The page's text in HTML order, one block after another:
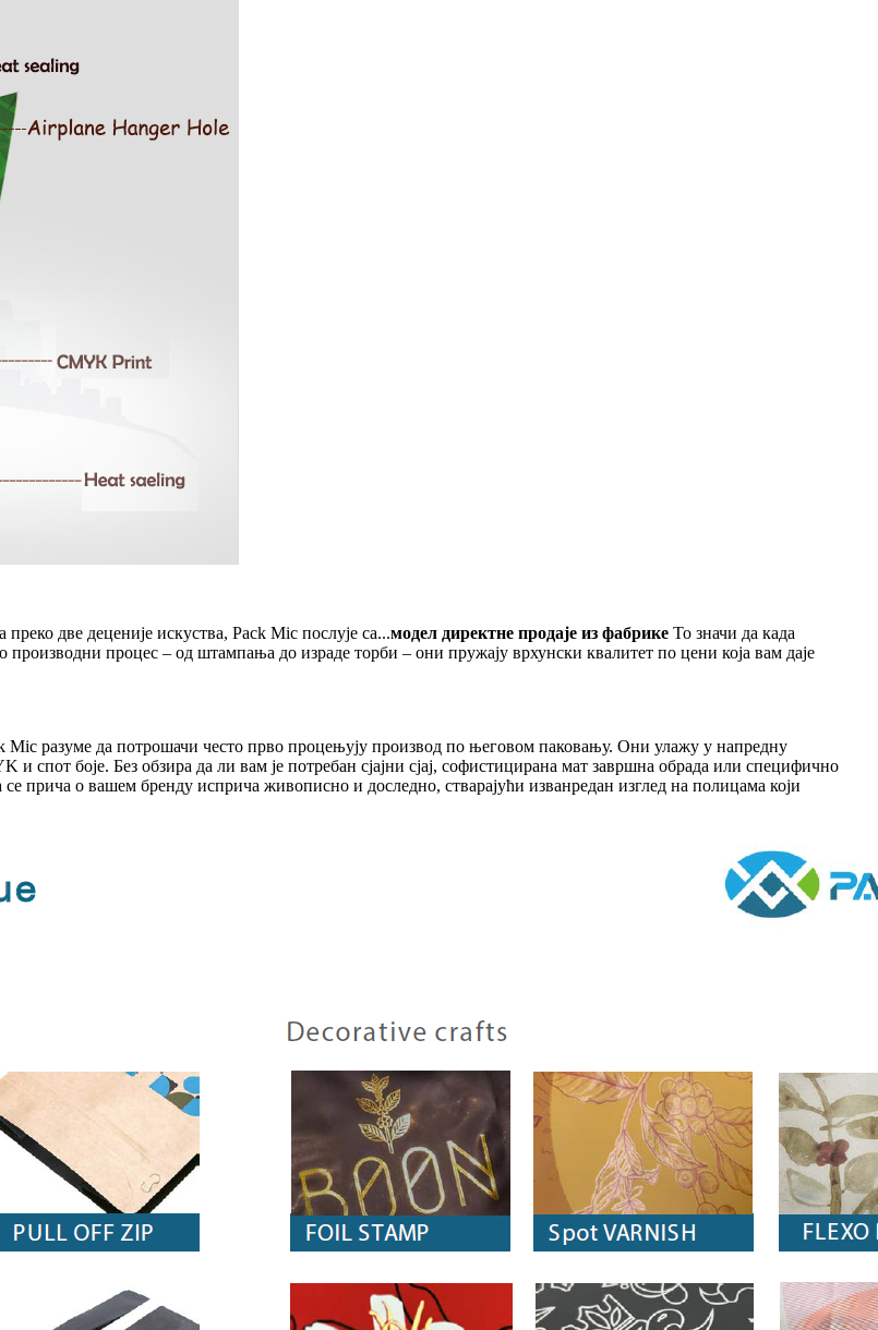
две деценије искуства, Pack Mic послује са...модел директне продаје из фабрике То значи да када
процес – од штампања до израде торби – они пружају врхунски квалитет по цени која вам даје
разуме да потрошачи често прво процењују производ по његовом паковању. Они улажу у напредну
и спот боје. Без обзира да ли вам је потребан сјајни сјај, софистицирана мат завршна обрада или специфично
прича о вашем бренду исприча живописно и доследно, стварајући изванредан изглед на полицама који